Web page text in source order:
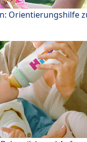
Orientierungshilfe